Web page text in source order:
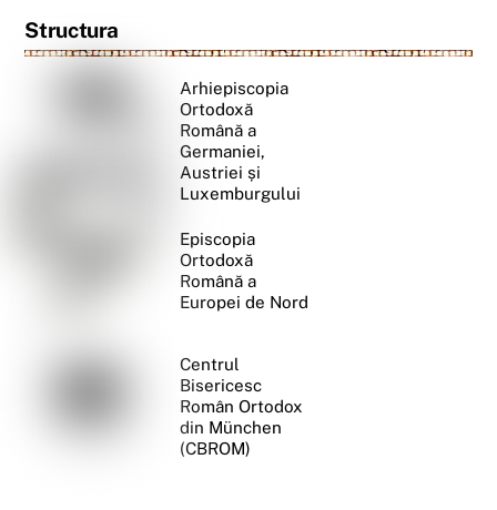
Structura
Arhiepiscopia
Ortodoxă
Română a
Germaniei,
Austriei și
Luxemburgului
Episcopia
Ortodoxă
Română a
Europei de Nord
Centrul
Bisericesc
Român Ortodox
din München
(CBROM)